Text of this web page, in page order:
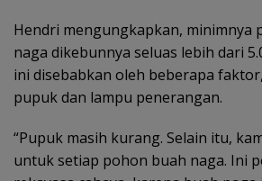
Hendri mengungkapkan, minimnya
naga dikebunnya seluas lebih dari
ini disebabkan oleh beberapa
pupuk dan lampu penerangan.
“Pupuk masih kurang. Selain itu,
untuk setiap pohon buah naga. Ini